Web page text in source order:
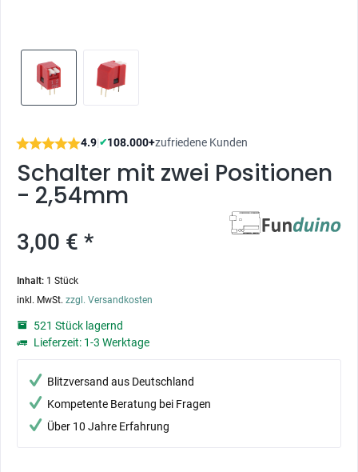
4.9|✔108.000+zufriedene Kunden
Schalter mit zwei Positionen
- 2,54mm
3,00 € *
Inhalt: 1 Stück
inkl. MwSt. zzgl. Versandkosten
521 Stück lagernd
Lieferzeit: 1-3 Werktage
Blitzversand aus Deutschland
Kompetente Beratung bei Fragen
Über 10 Jahre Erfahrung